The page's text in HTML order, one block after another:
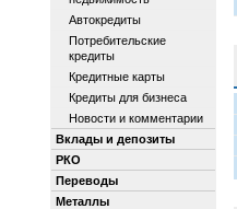
Автокредиты
Потребительские
кредиты
Кредитные карты
Кредиты для бизнеса
Новости и комментарии
Вклады и депозиты
РКО
Переводы
Металлы